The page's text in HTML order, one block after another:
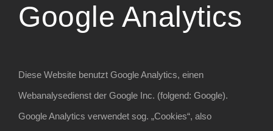
Google Analytics
Diese Website benutzt Google Analytics, einen
Webanalysedienst der Google Inc. (folgend: Google).
Google Analytics verwendet sog. „Cookies“, also